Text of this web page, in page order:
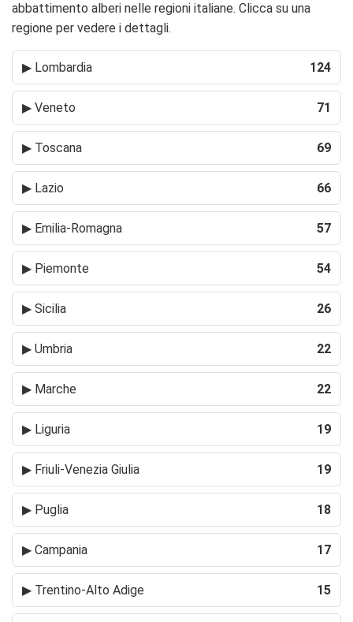
abbattimento alberi nelle regioni italiane. Clicca su una
regione per vedere i dettagli.
▶ Lombardia 124
▶ Veneto 71
▶ Toscana 69
▶ Lazio 66
▶ Emilia-Romagna 57
▶ Piemonte 54
▶ Sicilia 26
▶ Umbria 22
▶ Marche 22
▶ Liguria 19
▶ Friuli-Venezia Giulia 19
▶ Puglia 18
▶ Campania 17
▶ Trentino-Alto Adige 15